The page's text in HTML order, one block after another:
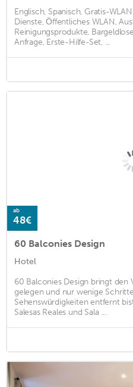
Englisch, Spanisch, Gratis-
Dienste, Öffentliches WLAN,
Reinigungsprodukte,
Anfrage, Erste-Hilfe-Set, ...
ab
48€
60 Balconies Design
Hotel
60 Balconies Design bringt den
gelegen und nur wenige
Sehenswürdigkeiten entfernt
Salesas Reales und Sala ...